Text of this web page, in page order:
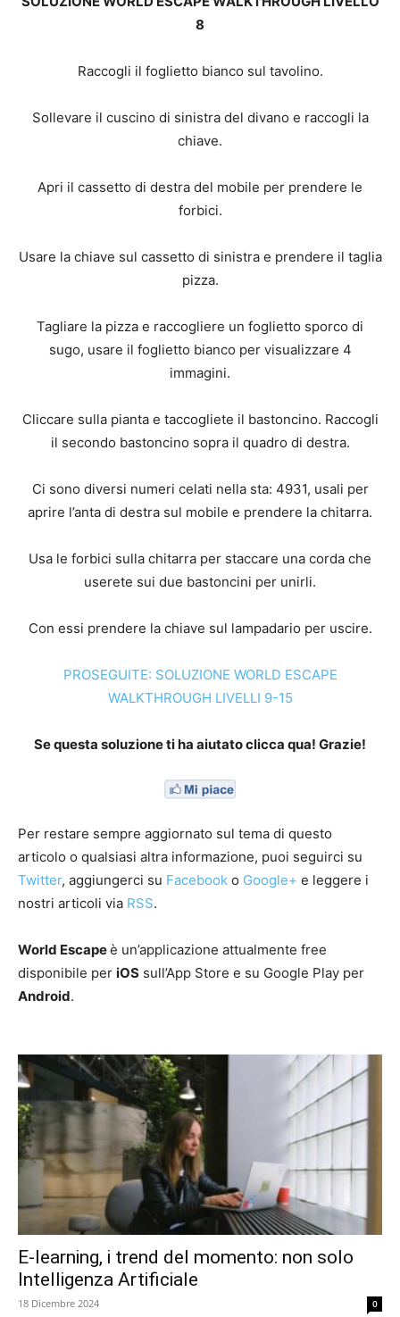
8
Raccogli il foglietto bianco sul tavolino.
Sollevare il cuscino di sinistra del divano e raccogli la
chiave.
Apri il cassetto di destra del mobile per prendere le
forbici.
Usare la chiave sul cassetto di sinistra e prendere il taglia
pizza.
Tagliare la pizza e raccogliere un foglietto sporco di
sugo, usare il foglietto bianco per visualizzare 4
immagini.
Cliccare sulla pianta e taccogliete il bastoncino. Raccogli
il secondo bastoncino sopra il quadro di destra.
Ci sono diversi numeri celati nella sta: 4931, usali per
aprire l’anta di destra sul mobile e prendere la chitarra.
Usa le forbici sulla chitarra per staccare una corda che
userete sui due bastoncini per unirli.
Con essi prendere la chiave sul lampadario per uscire.
PROSEGUITE: SOLUZIONE WORLD ESCAPE
WALKTHROUGH LIVELLI 9-15
Se questa soluzione ti ha aiutato clicca qua! Grazie!
Per restare sempre aggiornato sul tema di questo
articolo o qualsiasi altra informazione, puoi seguirci su
Twitter, aggiungerci su Facebook o Google+ e leggere i
nostri articoli via RSS.
World Escapeè un’applicazione attualmente free
disponibile per iOS sull’App Store e su Google Play per
Android.
E-learning, i trend del momento: non solo
Intelligenza Artificiale
18 Dicembre 2024 0